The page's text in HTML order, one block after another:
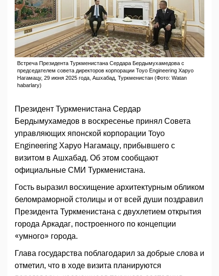
Встреча Президента Туркменистана Сердара Бердымухамедова с
председателем совета директоров корпорации Toyo Engineering Харуо
Нагамацу, 29 июня 2025 года, Ашхабад, Туркменистан (Фото: Watan
habarlary)
Президент Туркменистана Сердар
Бердымухамедов в воскресенье принял Совета
управляющих японской корпорации Toyo
Engineering Харуо Нагамацу, прибывшего с
визитом в Ашхабад. Об этом сообщают
официальные СМИ Туркменистана.
Гость выразил восхищение архитектурным обликом
беломраморной столицы и от всей души поздравил
Президента Туркменистана с двухлетием открытия
города Аркадаг, построенного по концепции
«умного» города.
Глава государства поблагодарил за добрые слова и
отметил, что в ходе визита планируются